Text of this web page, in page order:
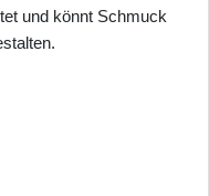
und könnt Schmuck